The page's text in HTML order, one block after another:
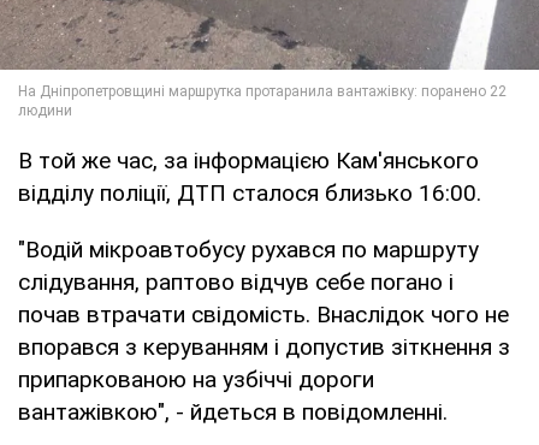
В той же час, за інформацією Кам'янського
відділу поліції, ДТП сталося близько 16:00.
"Водій мікроавтобусу рухався по маршруту
слідування, раптово відчув себе погано і
почав втрачати свідомість. Внаслідок чого не
впорався з керуванням і допустив зіткнення з
припаркованою на узбіччі дороги
вантажівкою", - йдеться в повідомленні.